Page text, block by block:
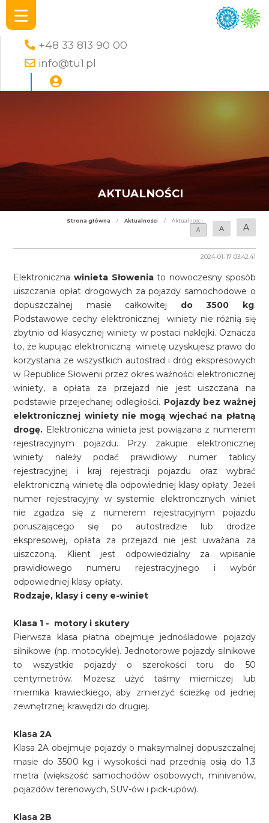
+48 33 813 90 00
info@tu1.pl
AKTUALNOŚCI
Strona główna / Aktualności /
Aktualności
A
A A
2024-01-17 03:42:41
Elektronicznawinieta Słoweniato nowoczesny sposób
uiszczania opłat drogowych za pojazdy samochodowe o
dopuszczalnej masie całkowitej do 3500 kg.
Podstawowe cechy elektronicznej winiety nie różnią się
zbytnio od klasycznej winiety w postaci naklejki. Oznacza
to, że kupując elektroniczną winietę uzyskujesz prawo do
korzystania ze wszystkich autostrad i dróg ekspresowych
w Republice Słowenii przez okres ważności elektronicznej
winiety, a opłata za przejazd nie jest uiszczana na
podstawie przejechanej odległości. Pojazdy bez ważnej
elektronicznej winiety nie mogą wjechać na płatną
drogę. Elektroniczna winieta jest powiązana z numerem
rejestracyjnym pojazdu. Przy zakupie elektronicznej
winiety należy podać prawidłowy numer tablicy
rejestracyjnej i kraj rejestracji pojazdu oraz wybrać
elektroniczną winietę dla odpowiedniej klasy opłaty. Jeżeli
numer rejestracyjny w systemie elektroncznych winiet
nie zgadza się z numerem rejestracyjnym pojazdu
poruszającego się po autostradzie lub drodze
ekspresowej, opłata za przejazd nie jest uważana za
uiszczoną. Klient jest odpowiedzialny za wpisanie
prawidłowego numeru rejestracyjnego i wybór
odpowiedniej klasy opłaty.
Rodzaje, klasy i ceny e-winiet
Klasa 1 - motory i skutery
Pierwsza klasa płatna obejmuje jednośladowe pojazdy
silnikowe (np. motocykle). Jednotorowe pojazdy silnikowe
to wszystkie pojazdy o szerokości toru do 50
centymetrów. Możesz użyć taśmy mierniczej lub
miernika krawieckiego, aby zmierzyć ścieżkę od jednej
zewnętrznej krawędzi do drugiej.
Klasa 2A
Klasa 2A obejmuje pojazdy o maksymalnej dopuszczalnej
masie do 3500 kg i wysokości nad przednią osią do 1,3
metra (większość samochodów osobowych, minivanów,
pojazdów terenowych, SUV-ów i pick-upów).
Klasa 2B